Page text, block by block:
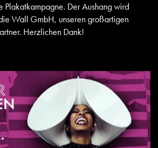
Plakatkampagne. Der Aushang wird
Wall GmbH, unseren großartigen
Herzlichen Dank!